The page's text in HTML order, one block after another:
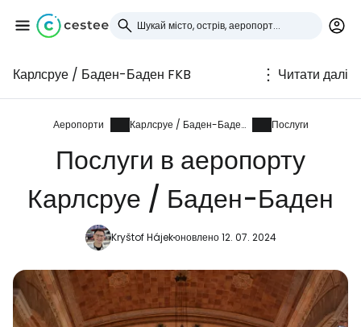
Карлсруе / Баден-Баден FKB Читати далі
Аеропорти Карлсруе / Баден-Баден Послуги
Послуги в аеропорту
Карлсруе / Баден-Баден
Kryštof Hájekоновлено 12. 07. 2024
Увійдіть до Cestee
... світова туристична спільнота
Продовжуйте з Google
Продовжуйте у Facebook
Продовжити з email